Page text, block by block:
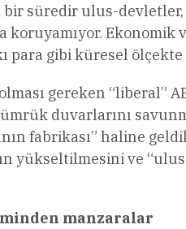
süredir ulus-
gibi küresel ölçekte
gereken “liberal”
duvarlarını
fabrikası” haline
yükseltilmesini ve
manzaralar